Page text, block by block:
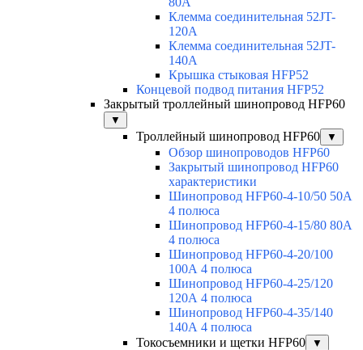
Клемма соединительная 52JT-
120A
Клемма соединительная 52JT-
140A
Крышка стыковая HFP52
Концевой подвод питания HFP52
Закрытый троллейный шинопровод HFP60
▼
Троллейный шинопровод HFP60 ▼
Обзор шинопроводов HFP60
Закрытый шинопровод HFP60
характеристики
Шинопровод HFP60-4-10/50 50А
4 полюса
Шинопровод HFP60-4-15/80 80А
4 полюса
Шинопровод HFP60-4-20/100
100А 4 полюса
Шинопровод HFP60-4-25/120
120А 4 полюса
Шинопровод HFP60-4-35/140
140А 4 полюса
Токосъемники и щетки HFP60
▼